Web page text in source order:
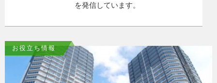
を発信しています。
お役立ち情報